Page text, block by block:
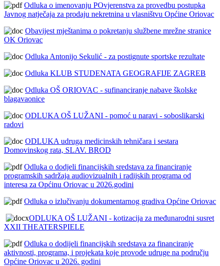
Odluka o imenovanju POvjerenstva za provedbu postupka
Javnog natječaja za prodaju nekretnina u vlasništvu Općine Oriovac
Obavijest mještanima o pokretanju službene mrežne stranice
OK Oriovac
Odluka Antonijo Sekulić - za postignute sportske rezultate
Odluka KLUB STUDENATA GEOGRAFIJE ZAGREB
Odluka OŠ ORIOVAC - sufinanciranje nabave školske
blagavaonice
ODLUKA OŠ LUŽANI - pomoć u naravi - soboslikarski
radovi
ODLUKA udruga medicinskih tehničara i sestara
Domovinskog rata, SLAV. BROD
Odluka o dodjeli financijskih sredstava za financiranje
programskih sadržaja audiovizualnih i radijskih programa od
interesa za Općinu Oriovac u 2026.godini
Odluka o izlučivanju dokumentarnog gradiva Općine Oriovac
ODLUKA OŠ LUŽANI - kotizacija za međunarodni susret
XXII THEATERSPIELE
Odluka o dodijeli financijskih sredstava za financiranje
aktivnosti, programa, i projekata koje provode udruge na području
Općine Oriovac u 2026. godini